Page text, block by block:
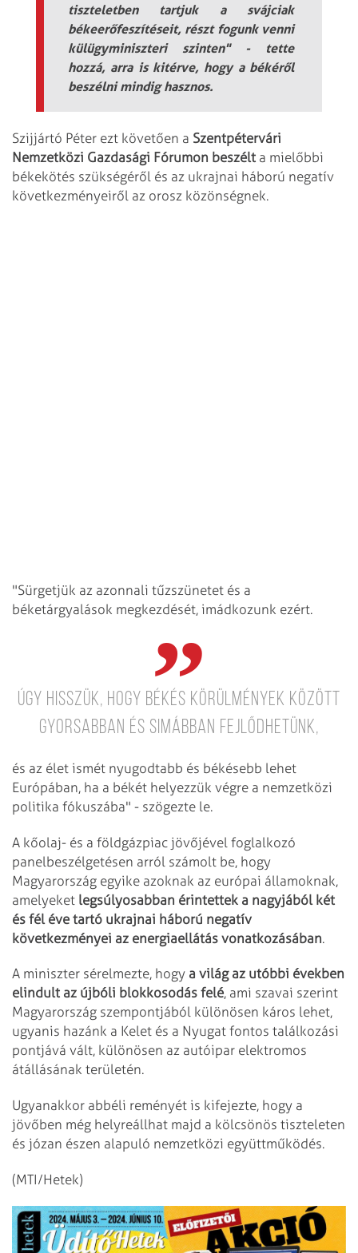
tiszteletben tartjuk a svájciak
békeerőfeszítéseit, részt fogunk venni
külügyminiszteri szinten" - tette
hozzá, arra is kitérve, hogy a békéről
beszélni mindig hasznos.
Szijjártó Péter ezt követően a Szentpétervári
Nemzetközi Gazdasági Fórumon beszélt a mielőbbi
békekötés szükségéről és az ukrajnai háború negatív
következményeiről az orosz közönségnek.
"Sürgetjük az azonnali tűzszünetet és a
béketárgyalások megkezdését, imádkozunk ezért.
Úgy hisszük, hogy békés körülmények között
gyorsabban és simábban fejlődhetünk,
és az élet ismét nyugodtabb és békésebb lehet
Európában, ha a békét helyezzük végre a nemzetközi
politika fókuszába" - szögezte le.
A kőolaj- és a földgázpiac jövőjével foglalkozó
panelbeszélgetésen arról számolt be, hogy
Magyarország egyike azoknak az európai államoknak,
amelyeket legsúlyosabban érintettek a nagyjából két
és fél éve tartó ukrajnai háború negatív
következményei az energiaellátás vonatkozásában.
A miniszter sérelmezte, hogy a világ az utóbbi években
elindult az újbóli blokkosodás felé, ami szavai szerint
Magyarország szempontjából különösen káros lehet,
ugyanis hazánk a Kelet és a Nyugat fontos találkozási
pontjává vált, különösen az autóipar elektromos
átállásának területén.
Ugyanakkor abbéli reményét is kifejezte, hogy a
jövőben még helyreállhat majd a kölcsönös tiszteleten
és józan észen alapuló nemzetközi együttműködés.
(MTI/Hetek)